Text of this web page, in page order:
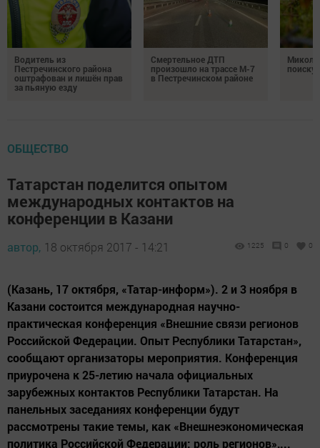
Водитель из
Пестречинского района
оштрафован и лишён прав
за пьяную езду
Смертельное ДТП
произошло на трассе М-7
в Пестречинском районе
поиску
ОБЩЕСТВО
Татарстан поделится опытом
международных контактов на
конференции в Казани
автор, 18 октября 2017 - 14:21 1225 0 0
(Казань, 17 октября, «Татар-информ»). 2 и 3 ноября в
Казани состоится международная научно-
практическая конференция «Внешние связи регионов
Российской Федерации. Опыт Республики Татарстан»,
сообщают организаторы мероприятия. Конференция
приурочена к 25-летию начала официальных
зарубежных контактов Республики Татарстан. На
панельных заседаниях конференции будут
рассмотрены такие темы, как «Внешнеэкономическая
политика Российской Федерации: роль регионов»,...